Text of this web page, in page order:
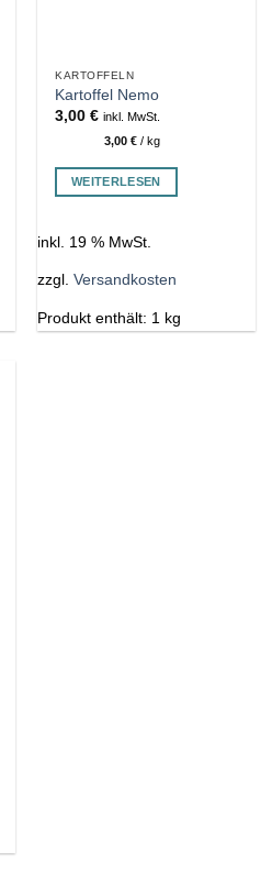
KARTOFFELN
Kartoffel Nemo
3,00€ inkl. MwSt.
3,00€ /kg
WEITERLESEN
inkl. 19 % MwSt.
zzgl. Versandkosten
Produkt enthält: 1 kg